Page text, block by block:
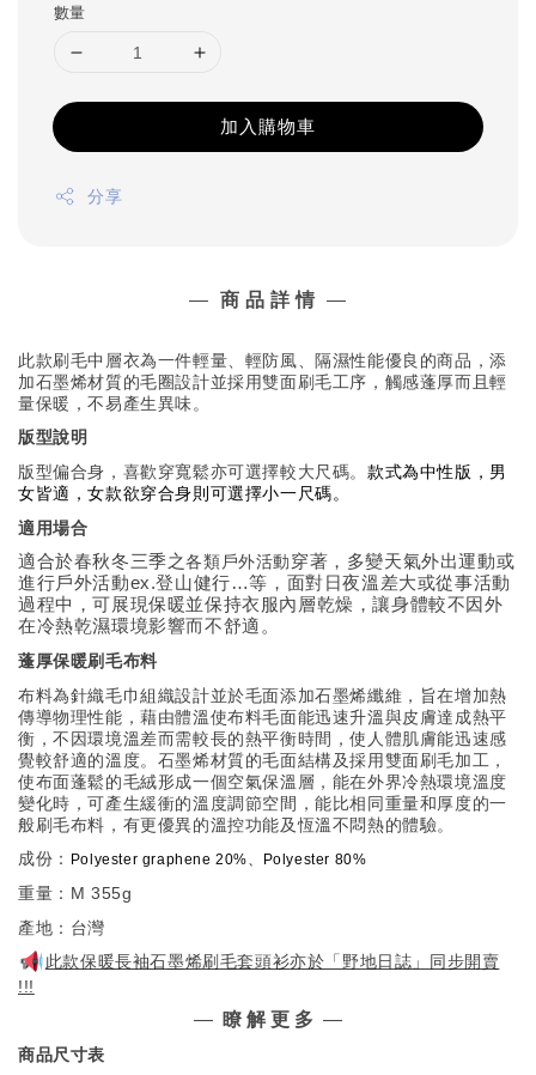
數量
加入購物車
分享
— 商 品 詳 情 —
此款刷毛中層衣為一件輕量、輕防風、隔濕性能優良的商品，添
加石墨烯材質的毛圈設計並採用雙面刷毛工序，觸感蓬厚而且輕
量保暖 ，不易產生異味。
版型說明
版型偏合身，喜歡穿寬鬆亦可選擇較大尺碼。款式為中性版 ， 男
女皆適 ，女款欲穿合身則可選擇小一尺碼。
適用場合
適合於春秋冬三季之各類戶外活動穿著，多變天氣外出運動或
進行戶外活動ex.登山健行…等，面對日夜溫差大或從事活動
過程中，可展現保暖並保持衣服內層乾燥，讓身體較不因外
在冷熱乾濕環境影響而不舒適。
蓬厚保暖刷毛布料
布料為針織毛巾組織設計並於毛面添加石墨烯纖維，旨在增加熱
傳導物理性能，藉由體溫使布料毛面能迅速升溫與皮膚達成熱平
衡，不因環境溫差而需較長的熱平衡時間，使人體肌膚能迅速感
覺較舒適的溫度。石墨烯材質的毛面結構及採用雙面刷毛加工，
使布面蓬鬆的毛絨形成一個空氣保溫層，能在外界冷熱環境溫度
變化時，可產生緩衝的溫度調節空間，能比相同重量和厚度的一
般刷毛布料，有更優異的溫控功能及恆溫不悶熱的體驗。
成份：
Polyester graphene 20%、 Polyester 80%
重量：M 355g
產地：台灣
此款保暖長袖石墨烯刷毛套頭衫亦於「野地日誌」同步開賣
!!!
— 瞭 解 更 多 —
商品尺寸表